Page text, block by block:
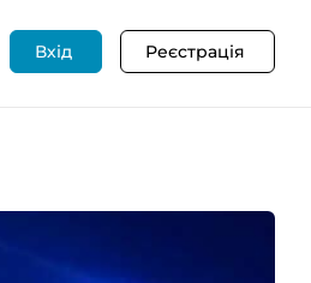
Вхід Реєстрація